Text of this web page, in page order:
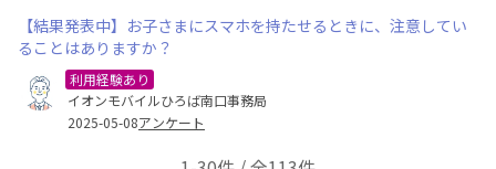
【結果発表中】お子さまにスマホを持たせるときに、注意してい
ることはありますか？
利用経験あり
イオンモバイルひろば南口事務局
2025-05-08アンケート